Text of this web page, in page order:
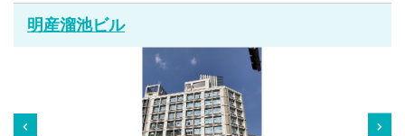
明産溜池ビル